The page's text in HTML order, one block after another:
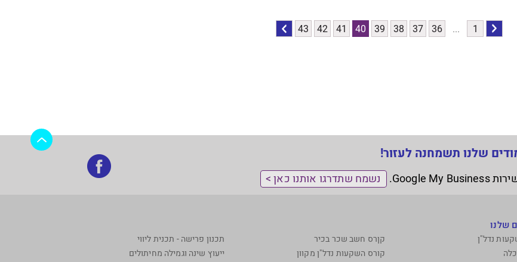
לדף
1
...
36
37
38
39
40
41
42
43
לדף
שלנו תשמחנה לעזור!
נשמח שתדרגו אותנו כאן >
שלנו
נדל"ן
קןרס חשב שכר בכיר
קורס השקעות נדל"ן מקוון
תכנון פרישה - תכנית ליווי
ייעוץ שינה וגמילה מחיתולים